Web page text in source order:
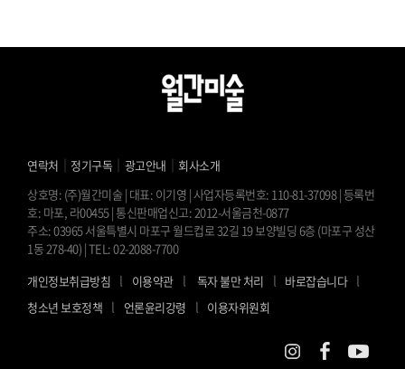
연락처 정기구독 광고안내
회사소개
상호명: (주)월간미술 | 대표: 이기영 | 사업자등록번호: 110-81-37098 | 등록번
호: 마포, 라00455 | 통신판매업신고: 2012-서울금천-0877
주소: 03965 서울특별시 마포구 월드컵로 32길 19 보양빌딩 6층 (마포구 성산
1동 278-40) | TEL: 02-2088-7700
개인정보취급방침 l 이용약관 l 독자 불만 처리 l 바로잡습니다 l
청소년 보호정책 l 언론윤리강령 l 이용자위원회